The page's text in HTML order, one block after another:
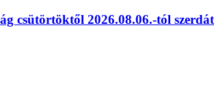
csütörtöktől 2026.08.06.-tól